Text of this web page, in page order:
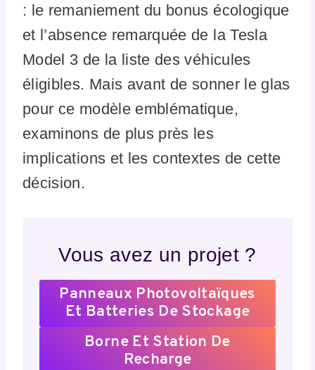
: le remaniement du bonus écologique
et l’absence remarquée de la Tesla
Model 3 de la liste des véhicules
éligibles. Mais avant de sonner le glas
pour ce modèle emblématique,
examinons de plus près les
implications et les contextes de cette
décision.
Vous avez un projet ?
Panneaux Photovoltaïques
Et Batteries De Stockage
Borne Et Station De
Recharge